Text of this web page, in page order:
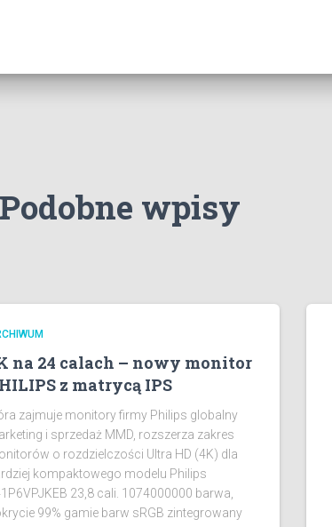
Podobne wpisy
na 24 calach – nowy monitor
z matrycą IPS
zajmuje monitory firmy Philips globalny
i sprzedaż MMD, rozszerza zakres
o rozdzielczości Ultra HD (4K) dla
kompaktowego modelu Philips
23,8 cali. 1074000000 barwa,
99% gamie barw sRGB zintegrowany